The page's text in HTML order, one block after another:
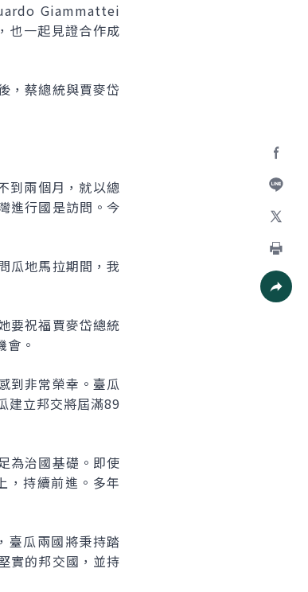
加入好
列印
Giammattei
也一起見證合作成
，蔡總統與賈麥岱
到兩個月，就以總
進行國是訪問。今
瓜地馬拉期間，我
要祝福賈麥岱總統
。
到非常榮幸。臺瓜
建立邦交將屆滿89
為治國基礎。即使
，持續前進。多年
臺瓜兩國將秉持踏
實的邦交國，並持